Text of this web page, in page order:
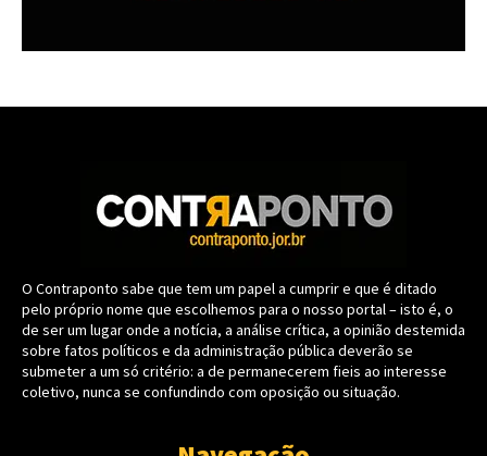
O Contraponto sabe que tem um papel a cumprir e que é ditado
pelo próprio nome que escolhemos para o nosso portal – isto é, o
de ser um lugar onde a notícia, a análise crítica, a opinião destemida
sobre fatos políticos e da administração pública deverão se
submeter a um só critério: a de permanecerem fieis ao interesse
coletivo, nunca se confundindo com oposição ou situação.